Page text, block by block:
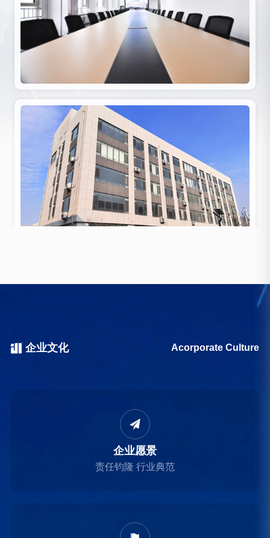
企业文化 Acorporate Culture

企业愿景
责任钧隆 行业典范